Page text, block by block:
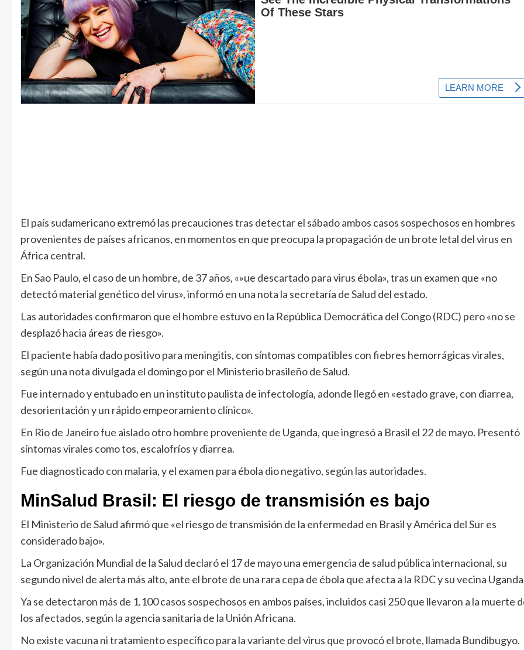
El país sudamericano extremó las precauciones tras detectar el sábado ambos casos sospechosos en hombres
provenientes de países africanos, en momentos en que preocupa la propagación de un brote letal del virus en
África central.
En Sao Paulo, el caso de un hombre, de 37 años, «»ue descartado para virus ébola», tras un examen que «no
detectó material genético del virus», informó en una nota la secretaría de Salud del estado.
Las autoridades confirmaron que el hombre estuvo en la República Democrática del Congo (RDC) pero «no se
desplazó hacia áreas de riesgo».
El paciente había dado positivo para meningitis, con síntomas compatibles con fiebres hemorrágicas virales,
según una nota divulgada el domingo por el Ministerio brasileño de Salud.
Fue internado y entubado en un instituto paulista de infectología, adonde llegó en «estado grave, con diarrea,
desorientación y un rápido empeoramiento clínico».
En Rio de Janeiro fue aislado otro hombre proveniente de Uganda, que ingresó a Brasil el 22 de mayo. Presentó
síntomas virales como tos, escalofríos y diarrea.
Fue diagnosticado con malaria, y el examen para ébola dio negativo, según las autoridades.
MinSalud Brasil: El riesgo de transmisión es bajo
El Ministerio de Salud afirmó que «el riesgo de transmisión de la enfermedad en Brasil y América del Sur es
considerado bajo».
La Organización Mundial de la Salud declaró el 17 de mayo una emergencia de salud pública internacional, su
segundo nivel de alerta más alto, ante el brote de una rara cepa de ébola que afecta a la RDC y su vecina
Ya se detectaron más de 1.100 casos sospechosos en ambos países, incluidos casi 250 que llevaron a la muerte
los afectados, según la agencia sanitaria de la Unión Africana.
No existe vacuna ni tratamiento específico para la variante del virus que provocó el brote, llamada Bundibugyo.